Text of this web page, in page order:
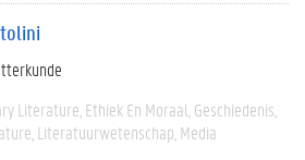
Literature Ethiek En Moraal Geschiedenis
Literatuurwetenschap Media